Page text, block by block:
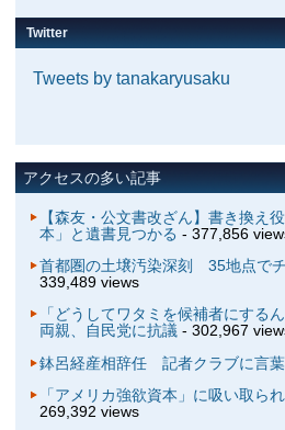
Twitter
Tweets by tanakaryusaku
アクセスの多い記事
【森友・公文書改ざん】書き換
本」と遺書見つかる - 377,856
首都圏の土壌汚染深刻 35地点で
339,489 views
「どうしてワタミを候補者にす
両親、自民党に抗議- 302,967
鉢呂経産相辞任 記者クラブに言
「アメリカ強欲資本」に吸い取ら
269,392 views